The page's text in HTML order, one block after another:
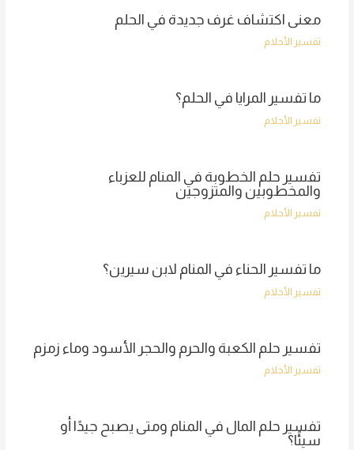
معنى اكتشاف غرف جديدة في الحلم
تفسير الأحلام
ما تفسير المرايا في الحلم؟
تفسير الأحلام
تفسير حلم الخطوبة في المنام للعزباء
والمخطوبين والمتزوجين
تفسير الأحلام
ما تفسير الحناء في المنام لابن سيرين؟
تفسير الأحلام
تفسير حلم الكعبة والحرم والحجر الأسود وماء زمزم
تفسير الأحلام
تفسير حلم المال في المنام ومتى يصبح جيدًا أو
سيئًا؟